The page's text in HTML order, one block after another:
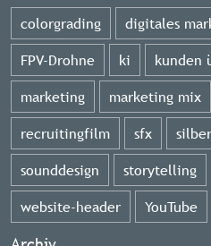
colorgrading digitales
FPV-Drohne
ki
kunden
marketing
marketing mix
recruitingfilm
sfx
sounddesign
storytelling
website-header
YouTube